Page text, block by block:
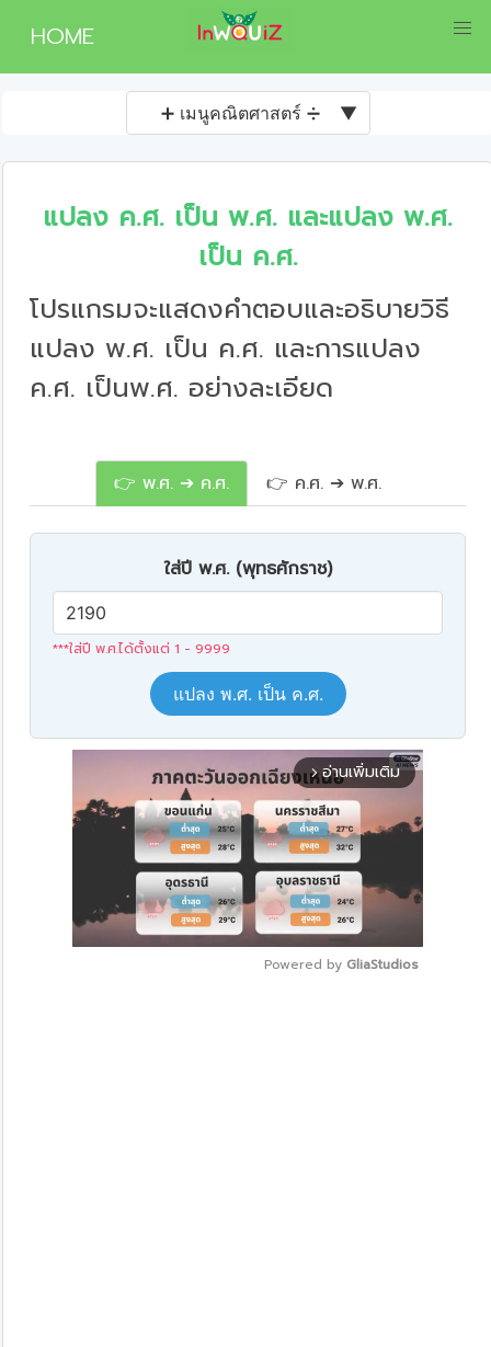
HOME
➕ เมนูคณิตศาสตร์ ➗ ▼
แปลง ค.ศ. เป็น พ.ศ. และแปลง พ.ศ.
เป็น ค.ศ.
โปรแกรมจะแสดงคำตอบและอธิบายวิธี
แปลง พ.ศ. เป็น ค.ศ. และการแปลง
ค.ศ. เป็นพ.ศ. อย่างละเอียด
👉 พ.ศ. ➔ ค.ศ. 👉 ค.ศ. ➔ พ.ศ.
ใส่ปี พ.ศ. (พุทธศักราช)
***ใส่ปี พ.ศ.ได้ตั้งแต่ 1 - 9999
แปลง พ.ศ. เป็น ค.ศ.
arrow_forward_ios อ่านเพิ่มเติม
Powered by GliaStudios